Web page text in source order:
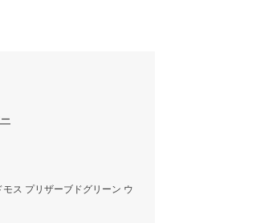
ス プリザーブドグリーン ウ